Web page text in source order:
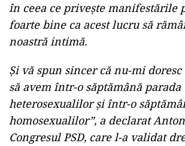
în ceea ce priveşte manifestările
foarte bine ca acest lucru să
noastră intimă.
Și vă spun sincer că nu-mi
să avem într-o săptămână parada
heterosexualilor şi într-o
homosexualilor”, a declarat
Congresul PSD, care l-a validat